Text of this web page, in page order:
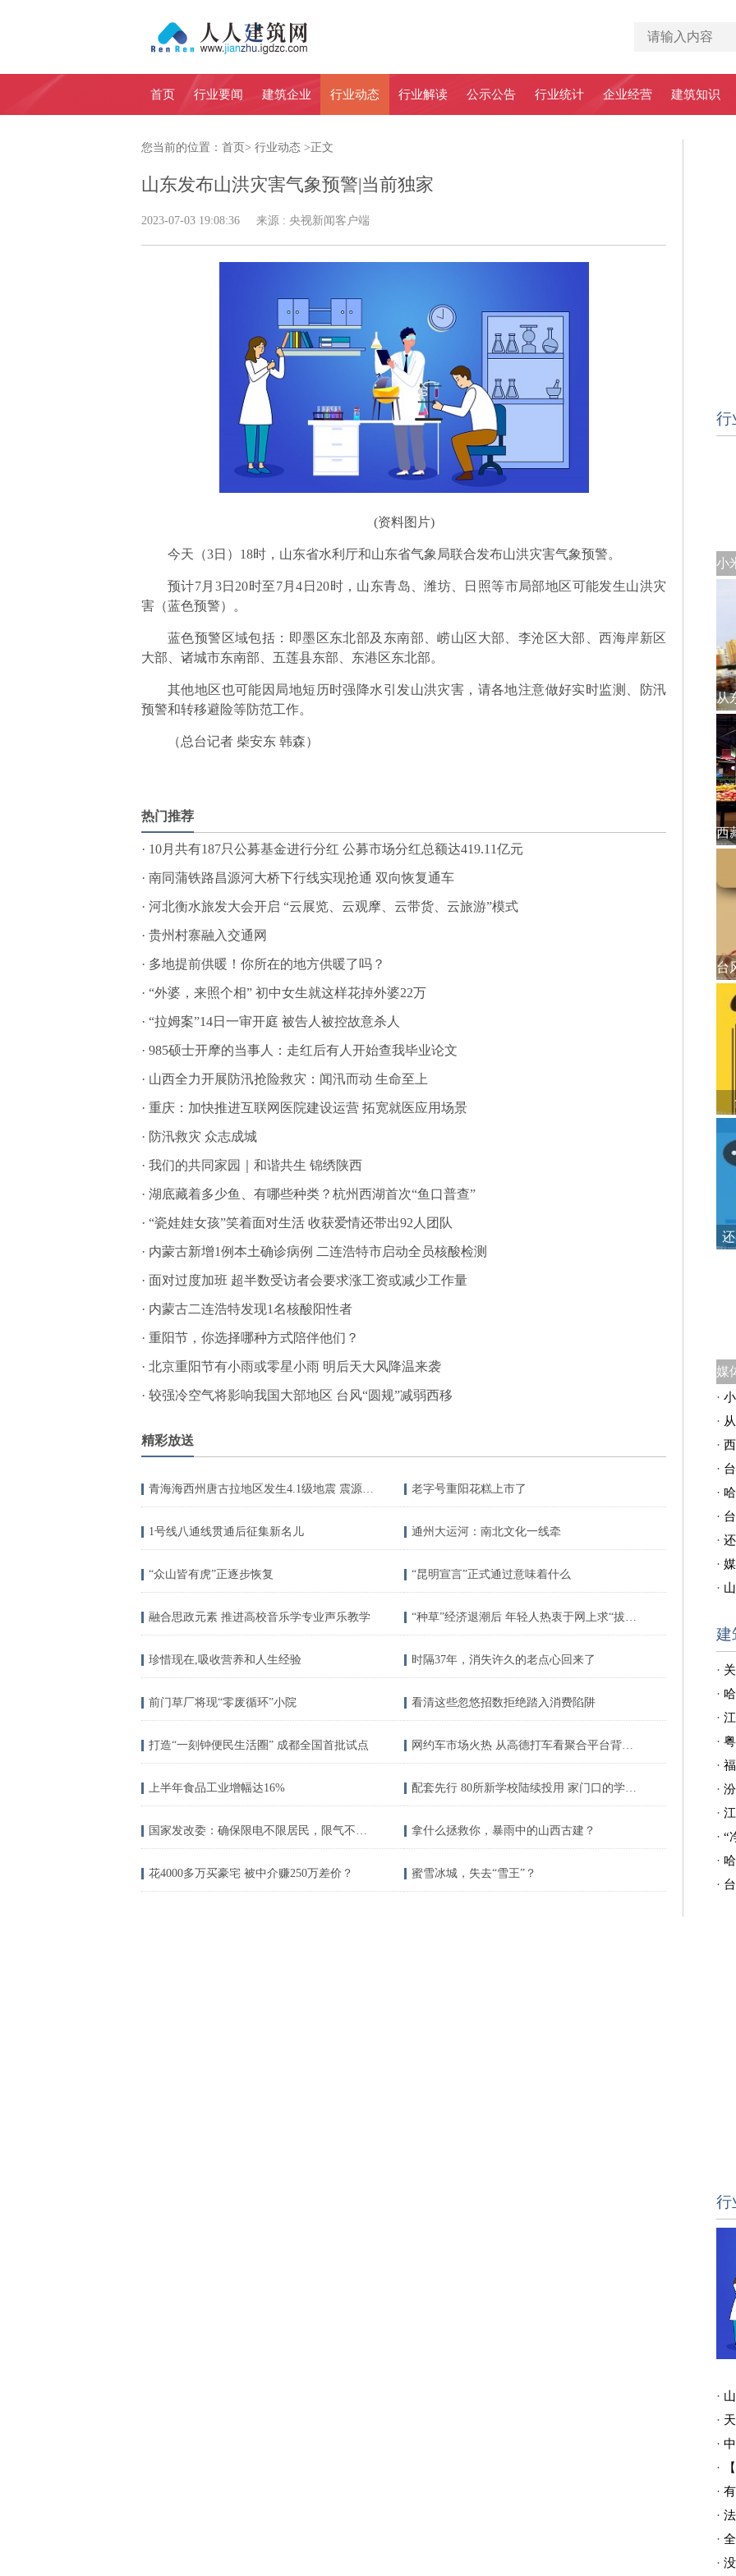
首页 行业要闻 建筑企业 行业动态 行业解读 公示公告 行业统计 企业经营 建筑知识
您当前的位置： 首页 > 行业动态 > 正文
山东发布山洪灾害气象预警|当前独家
2023-07-03 19:08:36 来源 : 央视新闻客户端
(资料图片)
今天（3日）18时，山东省水利厅和山东省气象局联合发布山洪灾害气象预警。
预计7月3日20时至7月4日20时，山东青岛、潍坊、日照等市局部地区可能发生山洪灾
害（蓝色预警）。
蓝色预警区域包括：即墨区东北部及东南部、崂山区大部、李沧区大部、西海岸新区
大部、诸城市东南部、五莲县东部、东港区东北部。
其他地区也可能因局地短历时强降水引发山洪灾害，请各地注意做好实时监测、防汛
预警和转移避险等防范工作。
（总台记者 柴安东 韩森）
热门推荐
· 10月共有187只公募基金进行分红 公募市场分红总额达419.11亿元
· 南同蒲铁路昌源河大桥下行线实现抢通 双向恢复通车
· 河北衡水旅发大会开启 “云展览、云观摩、云带货、云旅游”模式
· 贵州村寨融入交通网
· 多地提前供暖！你所在的地方供暖了吗？
· “外婆，来照个相” 初中女生就这样花掉外婆22万
· “拉姆案”14日一审开庭 被告人被控故意杀人
· 985硕士开摩的当事人：走红后有人开始查我毕业论文
· 山西全力开展防汛抢险救灾：闻汛而动 生命至上
· 重庆：加快推进互联网医院建设运营 拓宽就医应用场景
· 防汛救灾 众志成城
· 我们的共同家园｜和谐共生 锦绣陕西
· 湖底藏着多少鱼、有哪些种类？杭州西湖首次“鱼口普查”
· “瓷娃娃女孩”笑着面对生活 收获爱情还带出92人团队
· 内蒙古新增1例本土确诊病例 二连浩特市启动全员核酸检测
· 面对过度加班 超半数受访者会要求涨工资或减少工作量
· 内蒙古二连浩特发现1名核酸阳性者
· 重阳节，你选择哪种方式陪伴他们？
· 北京重阳节有小雨或零星小雨 明后天大风降温来袭
· 较强冷空气将影响我国大部地区 台风“圆规”减弱西移
精彩放送
青海海西州唐古拉地区发生4.1级地震 震源深度10千米 老字号重阳花糕上市了
1号线八通线贯通后征集新名儿 通州大运河：南北文化一线牵
“众山皆有虎”正逐步恢复 “昆明宣言”正式通过意味着什么
融合思政元素 推进高校音乐学专业声乐教学 “种草”经济退潮后 年轻人热衷于网上求“拔草”
珍惜现在,吸收营养和人生经验 时隔37年，消失许久的老点心回来了
前门草厂将现“零废循环”小院 看清这些忽悠招数拒绝踏入消费陷阱
打造“一刻钟便民生活圈” 成都全国首批试点 网约车市场火热 从高德打车看聚合平台背后的算盘
上半年食品工业增幅达16% 配套先行 80所新学校陆续投用 家门口的学位很充足
国家发改委：确保限电不限居民，限气不限居民 拿什么拯救你，暴雨中的山西古建？
花4000多万买豪宅 被中介赚250万差价？ 蜜雪冰城，失去“雪王”？
行
· 小
·
· 西
· 台
·
·
·
· 媒
·
建
·
·
·
·
· 福
· 汾
·
· “
·
·
行
·
·
· 中
·
· 有色
·
· 全
·